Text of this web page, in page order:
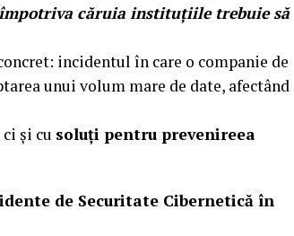
căruia instituțiile trebuie să
incidentul în care o companie de
unui volum mare de date, afectând
și cu soluți pentru prevenireea
de Securitate Cibernetică în